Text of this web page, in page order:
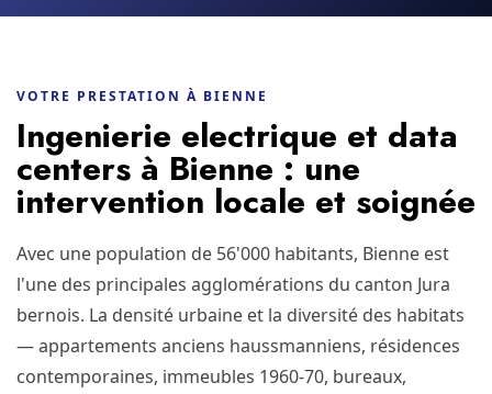
VOTRE PRESTATION À BIENNE
Ingenierie electrique et data
centers à Bienne : une
intervention locale et soignée
Avec une population de 56'000 habitants, Bienne est
l'une des principales agglomérations du canton Jura
bernois. La densité urbaine et la diversité des habitats
— appartements anciens haussmanniens, résidences
contemporaines, immeubles 1960-70, bureaux,